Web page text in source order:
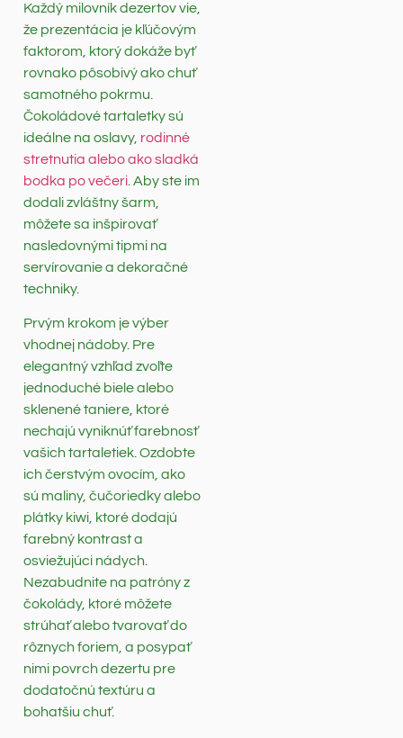
Každý milovník dezertov vie,
že prezentácia je kľúčovým
faktorom, ktorý dokáže byť
rovnako pôsobivý ako chuť
samotného pokrmu.
Čokoládové tartaletky sú
ideálne na oslavy, rodinné
stretnutia alebo ako sladká
bodka po večeri . Aby ste im
dodali zvláštny šarm,
môžete sa inšpirovať
nasledovnými tipmi na
servírovanie a dekoračné
techniky.
Prvým krokom je výber
vhodnej nádoby. Pre
elegantný vzhľad zvoľte
jednoduché biele alebo
sklenené taniere, ktoré
nechajú vyniknúť farebnosť
vašich tartaletiek. Ozdobte
ich čerstvým ovocím, ako
sú maliny, čučoriedky alebo
plátky kiwi, ktoré dodajú
farebný kontrast a
osviežujúci nádych.
Nezabudnite na patróny z
čokolády, ktoré môžete
strúhať alebo tvarovať do
rôznych foriem, a posypať
nimi povrch dezertu pre
dodatočnú textúru a
bohatšiu chuť.